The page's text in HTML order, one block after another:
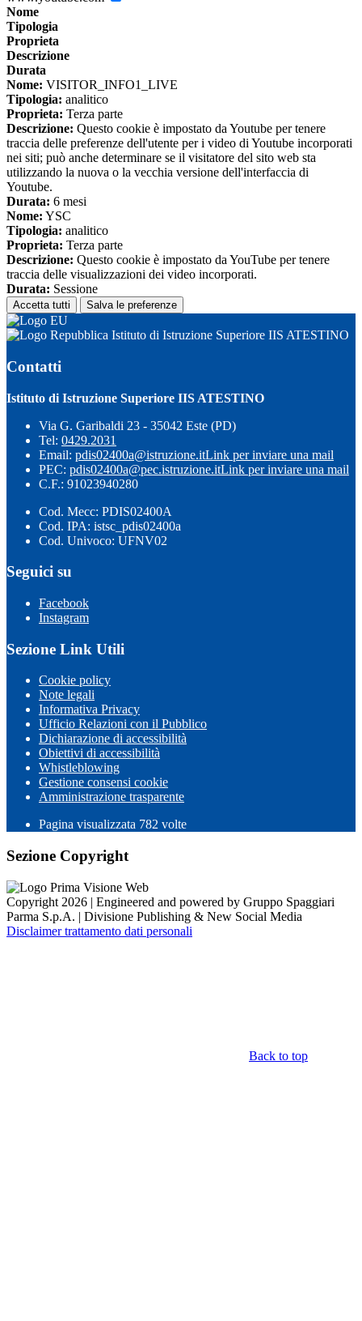
Nome
Tipologia
Proprieta
Descrizione
Durata
Nome: VISITOR_INFO1_LIVE
Tipologia: analitico
Proprieta: Terza parte
Descrizione: Questo cookie è impostato da Youtube per tenere
traccia delle preferenze dell'utente per i video di Youtube incorporati
nei siti; può anche determinare se il visitatore del sito web sta
utilizzando la nuova o la vecchia versione dell'interfaccia di
Youtube.
Durata: 6 mesi
Nome: YSC
Tipologia: analitico
Proprieta: Terza parte
Descrizione: Questo cookie è impostato da YouTube per tenere
traccia delle visualizzazioni dei video incorporati.
Durata: Sessione
Accetta tutti Salva le preferenze
Istituto di Istruzione Superiore IIS ATESTINO
Contatti
Istituto di Istruzione Superiore IIS ATESTINO
Via G. Garibaldi 23 - 35042 Este (PD)
Tel: 0429.2031
Email: pdis02400a@istruzione.itLink per inviare una mail
PEC: pdis02400a@pec.istruzione.itLink per inviare una mail
C.F.: 91023940280
Cod. Mecc: PDIS02400A
Cod. IPA: istsc_pdis02400a
Cod. Univoco: UFNV02
Seguici su
Facebook
Instagram
Sezione Link Utili
Cookie policy
Note legali
Informativa Privacy
Ufficio Relazioni con il Pubblico
Dichiarazione di accessibilità
Obiettivi di accessibilità
Whistleblowing
Gestione consensi cookie
Amministrazione trasparente
Pagina visualizzata 782 volte
Sezione Copyright
Copyright 2026 | Engineered and powered by Gruppo Spaggiari
Parma S.p.A. | Divisione Publishing & New Social Media
Disclaimer trattamento dati personali
Back to top